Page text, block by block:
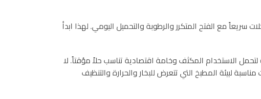
مع الفتح المتكرر والرطوبة والتحميل اليومي. لهذا ابدأ
الاستخدام المكثف وخامة اقتصادية تناسب حلاً مؤقتاً. لا
لبيئة المطبخ التي تتعرض للبخار والحرارة والتنظيف